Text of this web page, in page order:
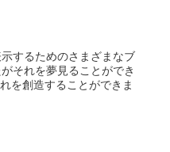
するためのさまざまなブ
それを夢見ることができ
を創造することができま